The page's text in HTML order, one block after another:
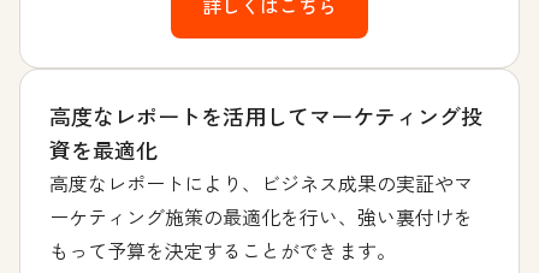
高度なレポートを活用してマーケティング投
資を最適化
高度なレポートにより、ビジネス成果の実証やマ
ーケティング施策の最適化を行い、強い裏付けを
もって予算を決定することができます。